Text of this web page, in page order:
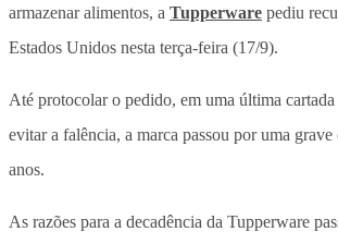
armazenar alimentos, a Tupperware pediu
Estados Unidos nesta terça-feira (17/9).
Até protocolar o pedido, em uma última cartada
evitar a falência, a marca passou por uma
anos.
As razões para a decadência da Tupperware